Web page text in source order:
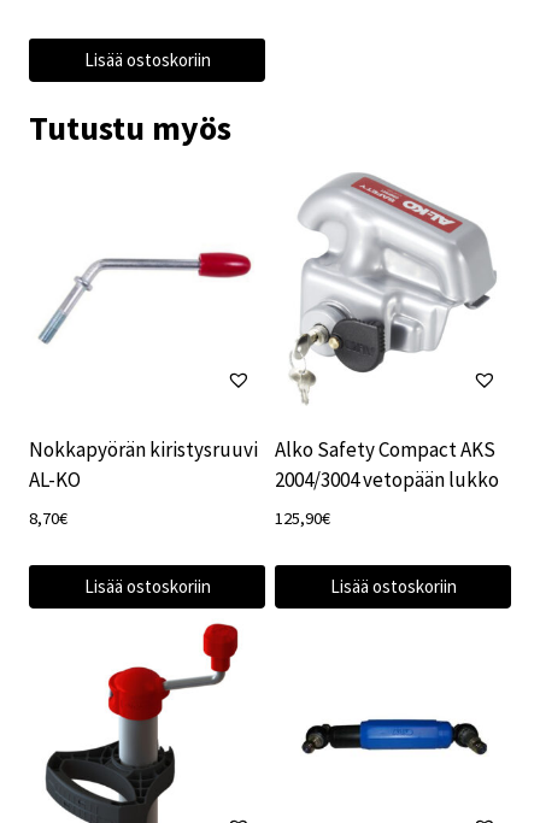
Lisää ostoskoriin
Tutustu myös
Nokkapyörän kiristysruuvi
AL-KO
8,70€
Lisää ostoskoriin
Alko Safety Compact AKS
2004/3004 vetopään lukko
125,90€
Lisää ostoskoriin